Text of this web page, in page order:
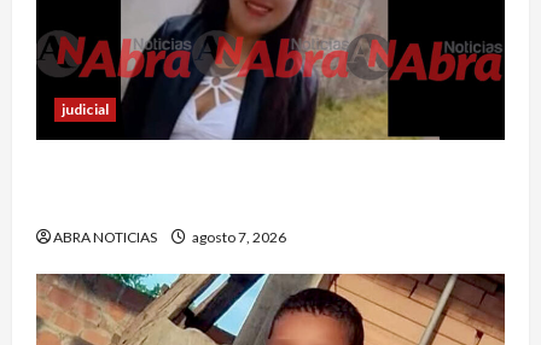
judicial
ABRA NOTICIAS agosto 7, 2026